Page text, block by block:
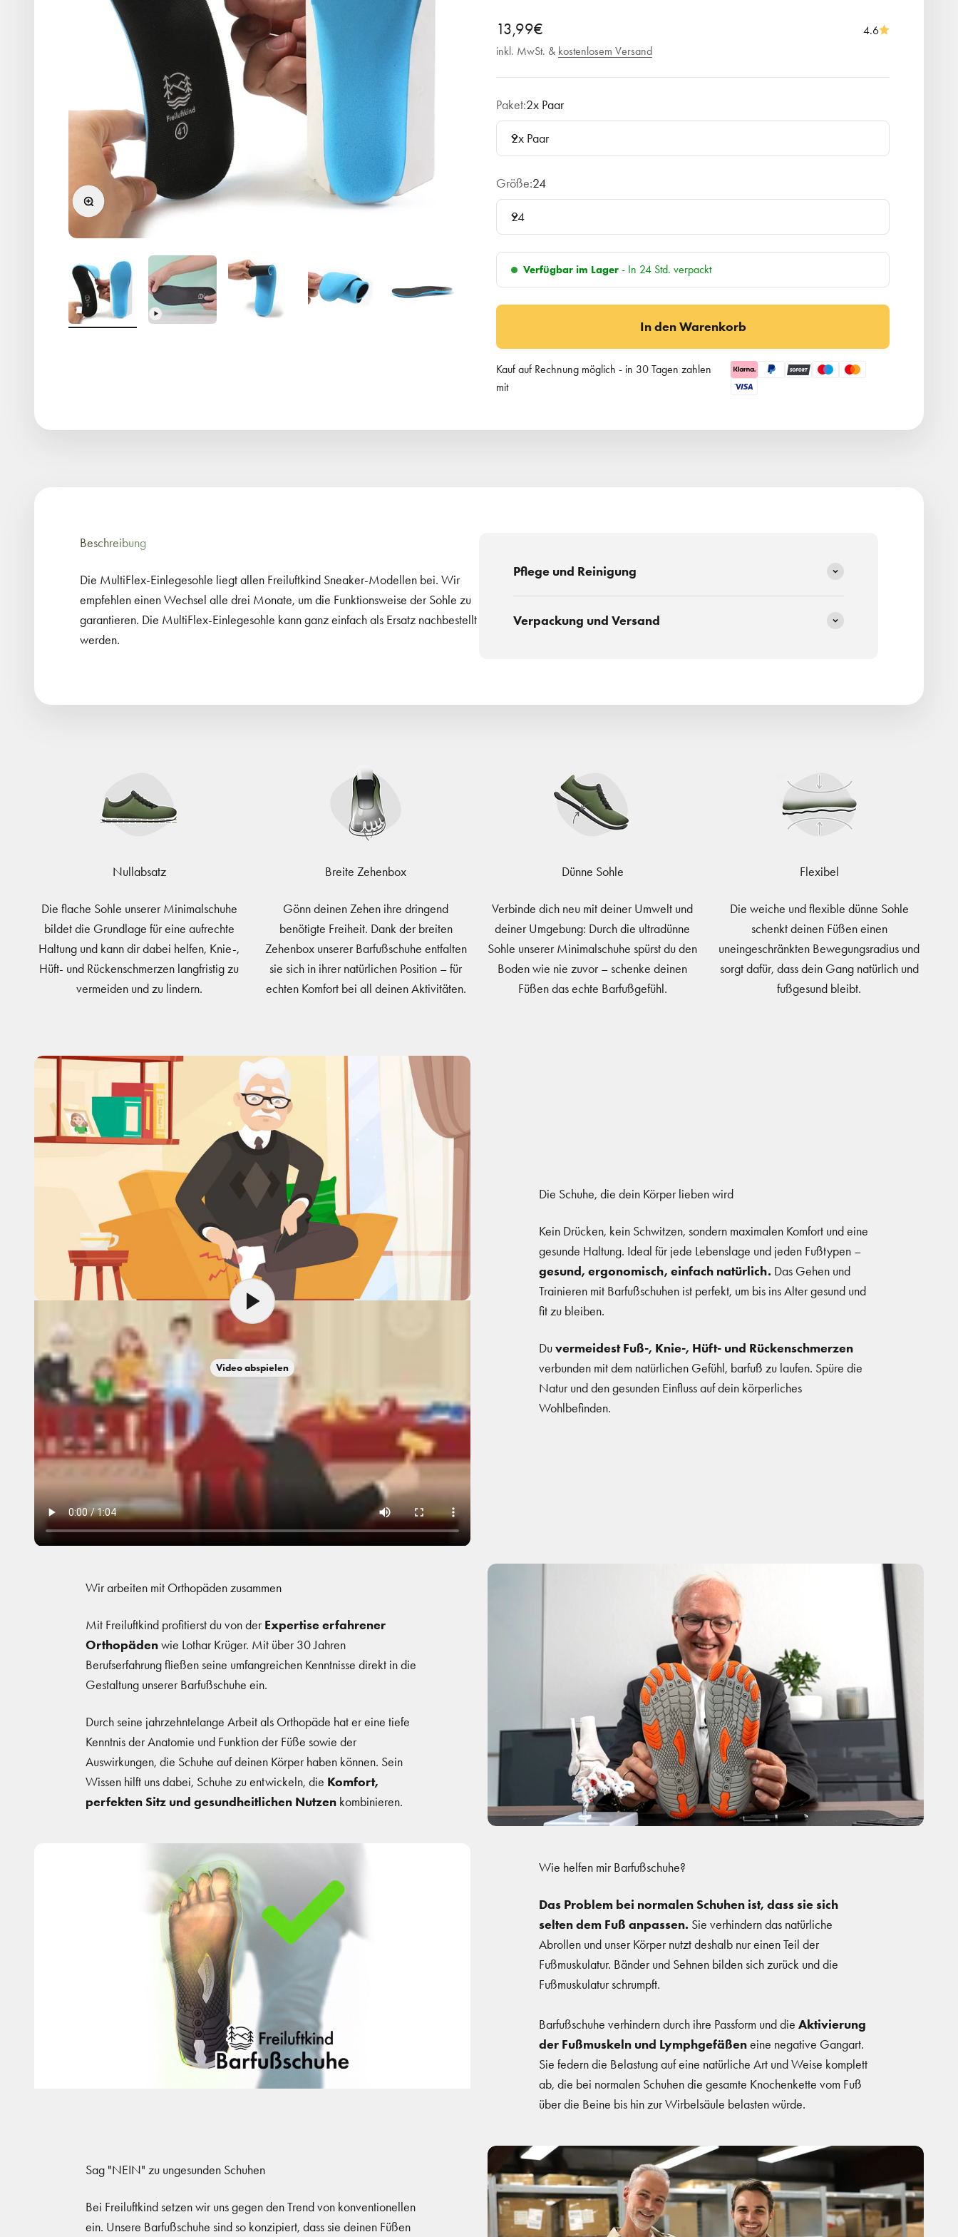
Bild vergrößern
Angebot
13,99€
4.6
inkl. MwSt. & kostenlosem Versand
Paket:2x Paar
2x Paar
Größe:24
24
Verfügbar im Lager - In 24 Std. verpackt
In den Warenkorb
Kauf auf Rechnung möglich - in 30 Tagen zahlen
mit
Beschreibung
Die MultiFlex-Einlegesohle liegt allen Freiluftkind Sneaker-Modellen bei. Wir
empfehlen einen Wechsel alle drei Monate, um die Funktionsweise der Sohle zu
garantieren. Die MultiFlex-Einlegesohle kann ganz einfach als Ersatz nachbestellt
werden.
Pflege und Reinigung
Verpackung und Versand
Nullabsatz
Die flache Sohle unserer Minimalschuhe
bildet die Grundlage für eine aufrechte
Haltung und kann dir dabei helfen, Knie-,
Hüft- und Rückenschmerzen langfristig zu
vermeiden und zu lindern.
Breite Zehenbox
Gönn deinen Zehen ihre dringend
benötigte Freiheit. Dank der breiten
Zehenbox unserer Barfußschuhe entfalten
sie sich in ihrer natürlichen Position – für
echten Komfort bei all deinen Aktivitäten.
Dünne Sohle
Verbinde dich neu mit deiner Umwelt und
deiner Umgebung: Durch die ultradünne
Sohle unserer Minimalschuhe spürst du den
Boden wie nie zuvor – schenke deinen
Füßen das echte Barfußgefühl.
Flexibel
Die weiche und flexible dünne Sohle
schenkt deinen Füßen einen
uneingeschränkten Bewegungsradius und
sorgt dafür, dass dein Gang natürlich und
fußgesund bleibt.
Die Schuhe, die dein Körper lieben wird
Kein Drücken, kein Schwitzen, sondern maximalen Komfort und eine
gesunde Haltung. Ideal für jede Lebenslage und jeden Fußtypen –
gesund, ergonomisch, einfach natürlich. Das Gehen und
Trainieren mit Barfußschuhen ist perfekt, um bis ins Alter gesund und
fit zu bleiben.
Duvermeidest Fuß-, Knie-, Hüft- und Rückenschmerzen
verbunden mit dem natürlichen Gefühl, barfuß zu laufen. Spüre die
Natur und den gesunden Einfluss auf dein körperliches
Wohlbefinden.
Wir arbeiten mit Orthopäden zusammen
Mit Freiluftkind profitierst du von derExpertise erfahrener
Orthopädenwie Lothar Krüger. Mit über 30 Jahren
Berufserfahrung fließen seine umfangreichen Kenntnisse direkt in die
Gestaltung unserer Barfußschuhe ein.
Durch seine jahrzehntelange Arbeit als Orthopäde hat er eine tiefe
Kenntnis der Anatomie und Funktion der Füße sowie der
Auswirkungen, die Schuhe auf deinen Körper haben können. Sein
Wissen hilft uns dabei, Schuhe zu entwickeln, die Komfort,
perfekten Sitz und gesundheitlichen Nutzen kombinieren.
Wie helfen mir Barfußschuhe?
Das Problem bei normalen Schuhen ist, dass sie sich
selten dem Fuß anpassen. Sie verhindern das natürliche
Abrollen und unser Körper nutzt deshalb nur einen Teil der
Fußmuskulatur. Bänder und Sehnen bilden sich zurück und die
Fußmuskulatur schrumpft.
Barfußschuhe verhindern durch ihre Passform und die Aktivierung
der Fußmuskeln und Lymphgefäßeneine negative Gangart.
Sie federn die Belastung auf eine natürliche Art und Weise komplett
ab, die bei normalen Schuhen die gesamte Knochenkette vom Fuß
über die Beine bis hin zur Wirbelsäule belasten würde.
Sag "NEIN" zu ungesunden Schuhen
Bei Freiluftkind setzen wir uns gegen den Trend von konventionellen
ein. Unsere Barfußschuhe sind so konzipiert, dass sie deinen Füßen